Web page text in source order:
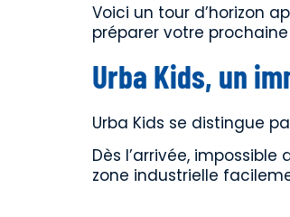
Voici un tour d’horizon
préparer votre
Urba Kids, un
Urba Kids se distingue
Dès l’arrivée,
zone industrielle